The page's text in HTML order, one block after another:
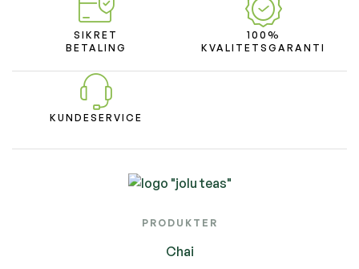
SIKRET
BETALING
100%
KVALITETSGARANTI
KUNDESERVICE
PRODUKTER
Chai